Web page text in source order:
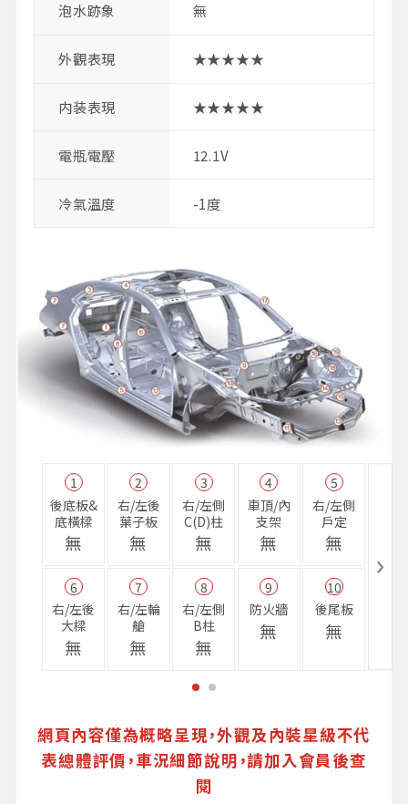
泡水跡象 無
外觀表現 ★★★★★
内装表現 ★★★★★
電瓶電壓 12.1V
冷氣溫度 -1度
1
後底板&
底橫樑
無
2
右/左後
葉子板
無
3
右/左側
C(D)柱
無
4
車頂/內
支架
無
5
右/左側
戶定
無
6
右/左後
大樑
無
7
右/左輪
艙
無
8
右/左側
B柱
無
9
防火牆
無
10
後尾板
無
網頁內容僅為概略呈現，外觀及內裝星級不代
表總體評價，車況細節說明，請加入會員後查
閱